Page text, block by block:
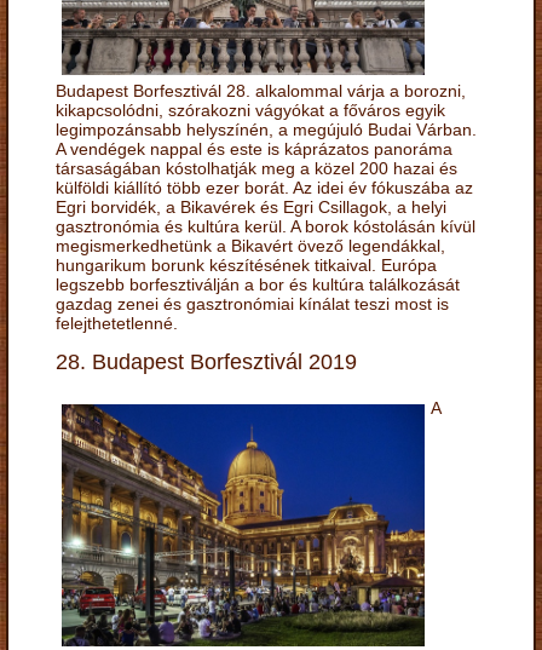
Budapest Borfesztivál 28. alkalommal várja a borozni,
kikapcsolódni, szórakozni vágyókat a főváros egyik
legimpozánsabb helyszínén, a megújuló Budai Várban.
A vendégek nappal és este is káprázatos panoráma
társaságában kóstolhatják meg a közel 200 hazai és
külföldi kiállító több ezer borát. Az idei év fókuszába az
Egri borvidék, a Bikavérek és Egri Csillagok, a helyi
gasztronómia és kultúra kerül. A borok kóstolásán kívül
megismerkedhetünk a Bikavért övező legendákkal,
hungarikum borunk készítésének titkaival. Európa
legszebb borfesztiválján a bor és kultúra találkozását
gazdag zenei és gasztronómiai kínálat teszi most is
felejthetetlenné.
28. Budapest Borfesztivál 2019
A